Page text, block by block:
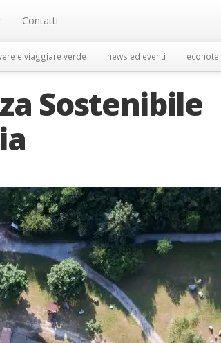
Contatti
e viaggiare verde news ed eventi ecohotel
Sostenibile